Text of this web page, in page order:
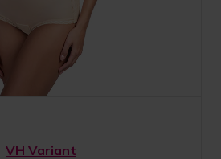
VH Variant